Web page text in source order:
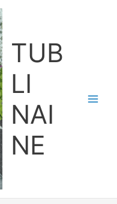
TUB
LI
NAI
NE